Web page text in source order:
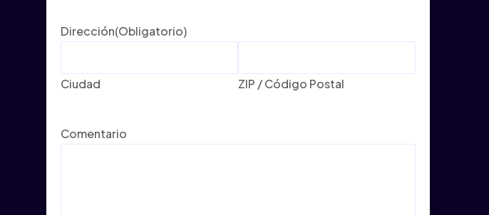
Dirección(Obligatorio)
Ciudad ZIP / Código Postal
Comentario